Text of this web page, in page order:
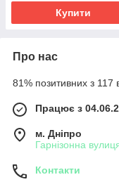
Купити
Про нас
81% позитивних з 117
Працює з
м. Дніпро
Гарнізонна
Контакти